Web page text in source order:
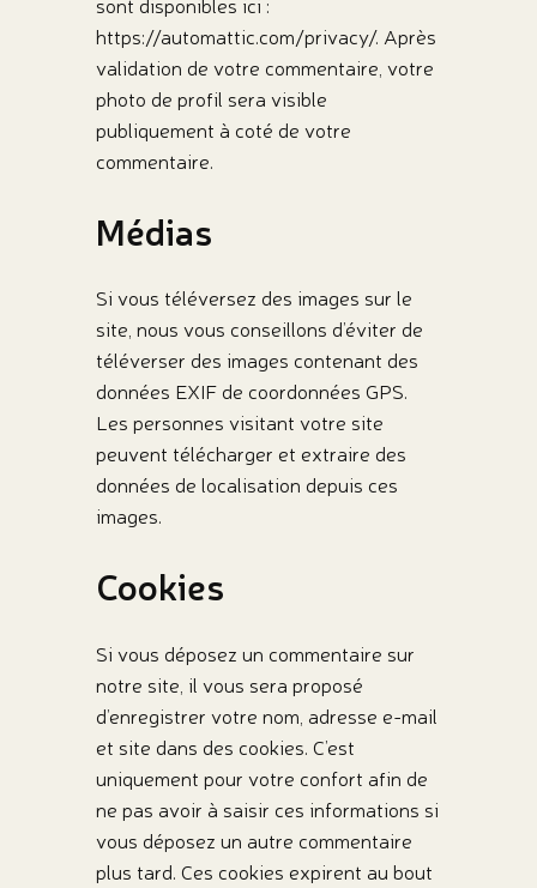
sont disponibles ici :
https://automattic.com/privacy/. Après
validation de votre commentaire, votre
photo de profil sera visible
publiquement à coté de votre
commentaire.
Médias
Si vous téléversez des images sur le
site, nous vous conseillons d’éviter de
téléverser des images contenant des
données EXIF de coordonnées GPS.
Les personnes visitant votre site
peuvent télécharger et extraire des
données de localisation depuis ces
images.
Cookies
Si vous déposez un commentaire sur
notre site, il vous sera proposé
d’enregistrer votre nom, adresse e-mail
et site dans des cookies. C’est
uniquement pour votre confort afin de
ne pas avoir à saisir ces informations si
vous déposez un autre commentaire
plus tard. Ces cookies expirent au bout